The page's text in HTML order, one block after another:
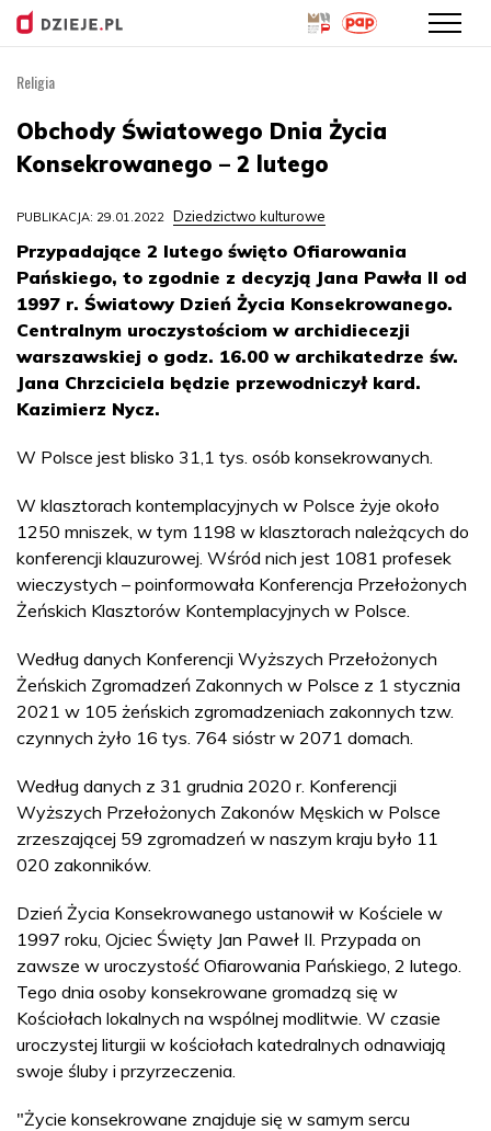
treści
Religia
Obchody Światowego Dnia Życia
Konsekrowanego – 2 lutego
PUBLIKACJA: 29.01.2022 Dziedzictwo kulturowe
Przypadające 2 lutego święto Ofiarowania
Pańskiego, to zgodnie z decyzją Jana Pawła II od
1997 r. Światowy Dzień Życia Konsekrowanego.
Centralnym uroczystościom w archidiecezji
warszawskiej o godz. 16.00 w archikatedrze św.
Jana Chrzciciela będzie przewodniczył kard.
Kazimierz Nycz.
W Polsce jest blisko 31,1 tys. osób konsekrowanych.
W klasztorach kontemplacyjnych w Polsce żyje około
1250 mniszek, w tym 1198 w klasztorach należących do
konferencji klauzurowej. Wśród nich jest 1081 profesek
wieczystych – poinformowała Konferencja Przełożonych
Żeńskich Klasztorów Kontemplacyjnych w Polsce.
Według danych Konferencji Wyższych Przełożonych
Żeńskich Zgromadzeń Zakonnych w Polsce z 1 stycznia
2021 w 105 żeńskich zgromadzeniach zakonnych tzw.
czynnych żyło 16 tys. 764 sióstr w 2071 domach.
Według danych z 31 grudnia 2020 r. Konferencji
Wyższych Przełożonych Zakonów Męskich w Polsce
zrzeszającej 59 zgromadzeń w naszym kraju było 11
020 zakonników.
Dzień Życia Konsekrowanego ustanowił w Kościele w
1997 roku, Ojciec Święty Jan Paweł II. Przypada on
zawsze w uroczystość Ofiarowania Pańskiego, 2 lutego.
Tego dnia osoby konsekrowane gromadzą się w
Kościołach lokalnych na wspólnej modlitwie. W czasie
uroczystej liturgii w kościołach katedralnych odnawiają
swoje śluby i przyrzeczenia.
"Życie konsekrowane znajduje się w samym sercu